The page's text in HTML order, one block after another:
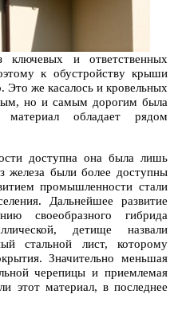
и ответственных
к обустройству крыши
Это же касалось и кровельных
но и самым дорогим была
материал обладает рядом
доступна она была лишь
были более доступны
промышленности стали
Дальнейшее развитие
своеобразного гибрида
детище назвали
стальной лист, которому
Значительно меньшая
черепицы и приемлемая
этот материал, в последнее